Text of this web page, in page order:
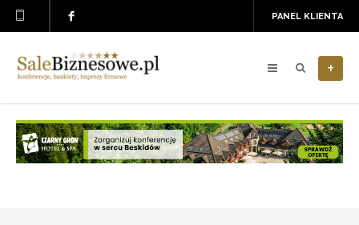
PANEL KLIENTA
+